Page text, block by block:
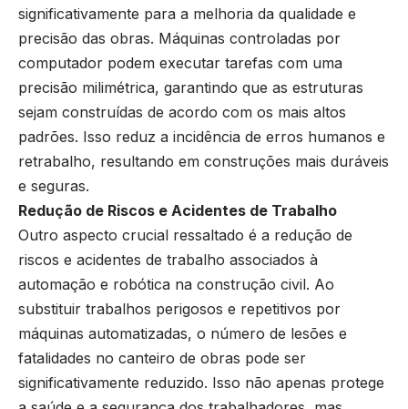
significativamente para a melhoria da qualidade e
precisão das obras. Máquinas controladas por
computador podem executar tarefas com uma
precisão milimétrica, garantindo que as estruturas
sejam construídas de acordo com os mais altos
padrões. Isso reduz a incidência de erros humanos e
retrabalho, resultando em construções mais duráveis
e seguras.
Redução de Riscos e Acidentes de Trabalho
Outro aspecto crucial ressaltado é a redução de
riscos e acidentes de trabalho associados à
automação e robótica na construção civil. Ao
substituir trabalhos perigosos e repetitivos por
máquinas automatizadas, o número de lesões e
fatalidades no canteiro de obras pode ser
significativamente reduzido. Isso não apenas protege